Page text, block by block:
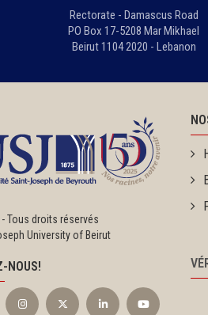
Rectorate - Damascus Road
PO Box 17-5208 Mar Mikhael
Beirut 1104 2020 - Lebanon
- Tous droits réservés
University of Beirut
NOUS!